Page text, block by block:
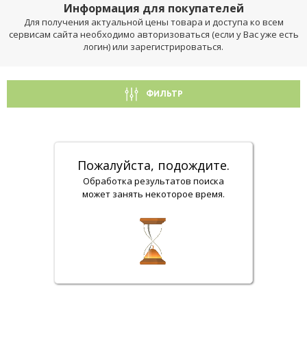
Информация для покупателей
Для получения актуальной цены товара и доступа ко всем
сервисам сайта необходимо авторизоваться (если у Вас уже есть
логин) или зарегистрироваться.
ФИЛЬТР
Пожалуйста, подождите.
Обработка результатов поиска
может занять некоторое время.